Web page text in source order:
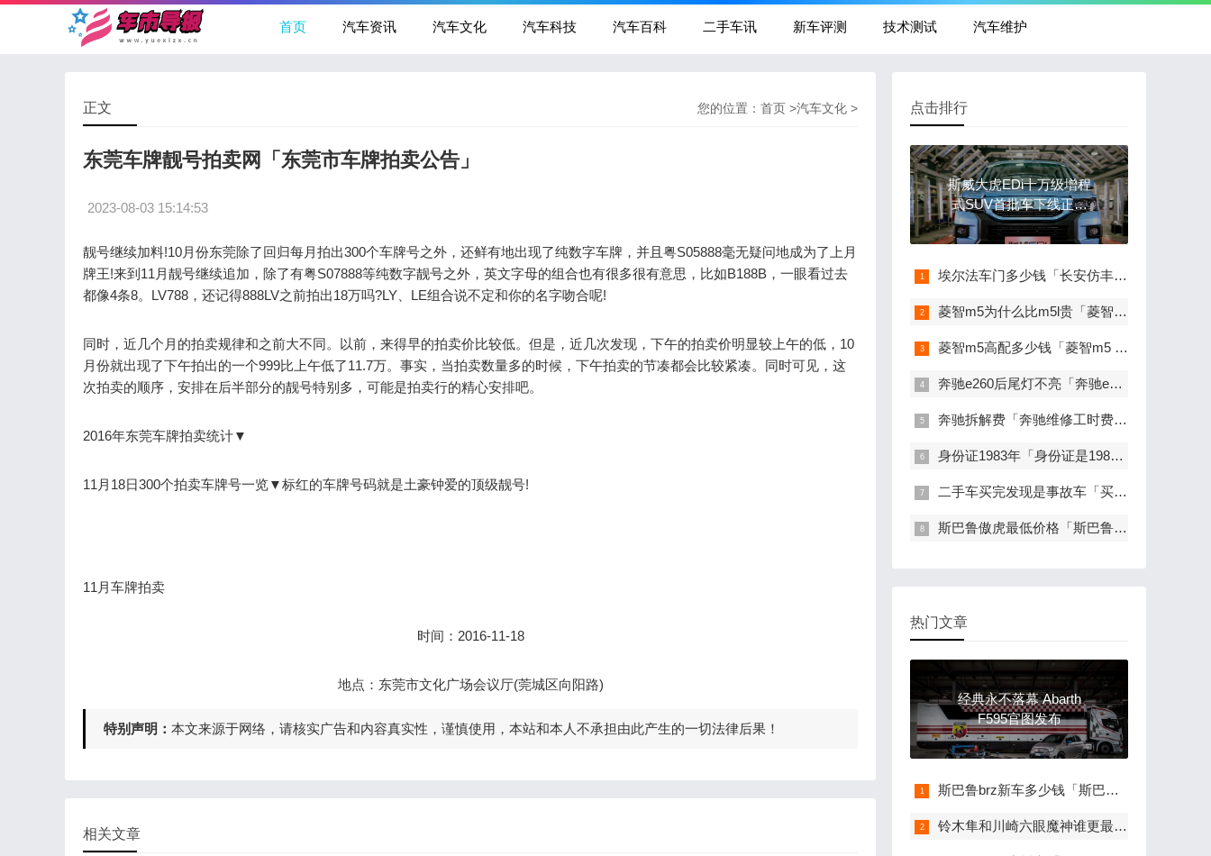
首页 汽车资讯 汽车文化 汽车科技 汽车百科 二手车讯 新车评测 技术测试 汽车维护
您的位置： 首页 >汽车文化 >
正文
东莞车牌靓号拍卖网「东莞市车牌拍卖公告」
2023-08-03 15:14:53
靓号继续加料!10月份东莞除了回归每月拍出300个车牌号之外，还鲜有地出现了纯数字车牌，并且粤S05888毫无疑问地成为了上月
牌王!来到11月靓号继续追加，除了有粤S07888等纯数字靓号之外，英文字母的组合也有很多很有意思，比如B188B，一眼看过去
都像4条8。LV788，还记得888LV之前拍出18万吗?LY、LE组合说不定和你的名字吻合呢!
同时，近几个月的拍卖规律和之前大不同。以前，来得早的拍卖价比较低。但是，近几次发现，下午的拍卖价明显较上午的低，10
月份就出现了下午拍出的一个999比上午低了11.7万。事实，当拍卖数量多的时候，下午拍卖的节凑都会比较紧凑。同时可见，这
次拍卖的顺序，安排在后半部分的靓号特别多，可能是拍卖行的精心安排吧。
2016年东莞车牌拍卖统计▼
11月18日300个拍卖车牌号一览▼标红的车牌号码就是土豪钟爱的顶级靓号!
11月车牌拍卖
时间：2016-11-18
地点：东莞市文化广场会议厅(莞城区向阳路)
特别声明： 本文来源于网络，请核实广告和内容真实性，谨慎使用，本站和本人不承担由此产生的一切法律后果！
相关文章
点击排行
斯威大虎EDi十万级增程
式SUV首批车下线正式
发运
埃尔法车门多少钱「长安仿丰田埃尔法」
菱智m5为什么比m5l贵「菱智m5与m5l有什么区别」
菱智m5高配多少钱「菱智m5 1.6与2.0排量哪个更好」
奔驰e260后尾灯不亮「奔驰e260后尾灯有半个不亮了」
奔驰拆解费「奔驰维修工时费价格表」
身份证1983年「身份证是1980年-1989年的安徽人注意了 这些信息对你很重要 」
二手车买完发现是事故车「买二手车后发现事故车」
斯巴鲁傲虎最低价格「斯巴鲁WRX」
热门文章
经典永不落幕 Abarth
F595官图发布
斯巴鲁brz新车多少钱「斯巴鲁brz二手能买吗」
铃木隼和川崎六眼魔神谁更最强「铃木隼和六眼魔神哪个更好骑」